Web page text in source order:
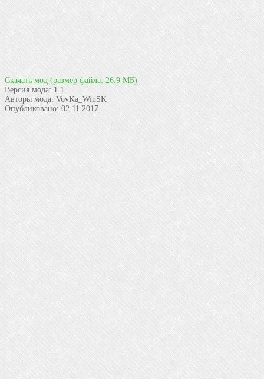
Скачать мод (размер файла: 26.9 МБ)
Версия мода: 1.1
Авторы мода: VovKa_WinSK
Опубликовано: 02.11.2017